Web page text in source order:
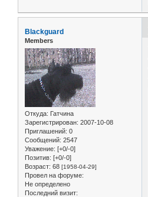
Blackguard
Members
Откуда: Гатчина
Зарегистрирован: 2007-10-08
Приглашений: 0
Сообщений: 2547
Уважение: [+0/-0]
Позитив: [+0/-0]
Возраст: 68 [1958-04-29]
Провел на форуме:
Не определено
Последний визит: